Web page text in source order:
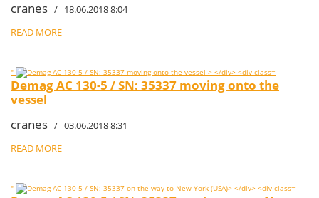
cranes / 18.06.2018 8:04
READ MORE
"
Demag AC 130-5 / SN: 35337 moving onto the
vessel
cranes / 03.06.2018 8:31
READ MORE
"